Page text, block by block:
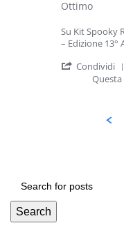
Review by
review
Ottimo
Su Kit Spooky
– Edizione 13°
Condividi
Questa
Search